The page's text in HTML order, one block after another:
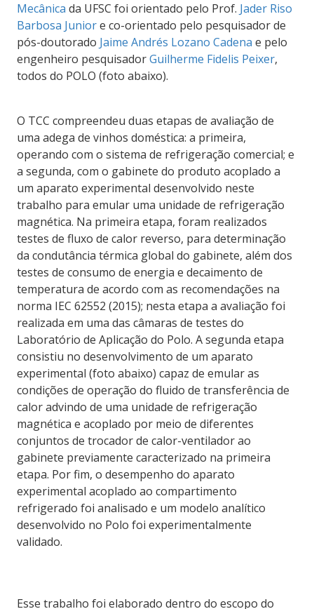
Mecânica da UFSC foi orientado pelo Prof. Jader Riso
Barbosa Juniore co-orientado pelo pesquisador de
pós-doutorado Jaime Andrés Lozano Cadena e pelo
engenheiro pesquisadorGuilherme Fidelis Peixer,
todos do POLO (foto abaixo).
O TCC compreendeu duas etapas de avaliação de
uma adega de vinhos doméstica: a primeira,
operando com o sistema de refrigeração comercial; e
a segunda, com o gabinete do produto acoplado a
um aparato experimental desenvolvido neste
trabalho para emular uma unidade de refrigeração
magnética. Na primeira etapa, foram realizados
testes de fluxo de calor reverso, para determinação
da condutância térmica global do gabinete, além dos
testes de consumo de energia e decaimento de
temperatura de acordo com as recomendações na
norma IEC 62552 (2015); nesta etapa a avaliação foi
realizada em uma das câmaras de testes do
Laboratório de Aplicação do Polo. A segunda etapa
consistiu no desenvolvimento de um aparato
experimental (foto abaixo) capaz de emular as
condições de operação do fluido de transferência de
calor advindo de uma unidade de refrigeração
magnética e acoplado por meio de diferentes
conjuntos de trocador de calor-ventilador ao
gabinete previamente caracterizado na primeira
etapa. Por fim, o desempenho do aparato
experimental acoplado ao compartimento
refrigerado foi analisado e um modelo analítico
desenvolvido no Polo foi experimentalmente
validado.
Esse trabalho foi elaborado dentro do escopo do